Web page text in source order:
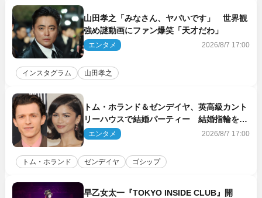
山田孝之「みなさん、ヤバいです」 世界観
強め謎動画にファン爆笑「天才だわ」
エンタメ 2026/8/7 17:00
インスタグラム 山田孝之
トム・ホランド＆ゼンデイヤ、英高級カント
リーハウスで結婚パーティー 結婚指輪を身
に着けたトムも初キャッチ
エンタメ 2026/8/7 17:00
トム・ホランド ゼンデイヤ ゴシップ
早乙女太一『TOKYO INSIDE CLUB』開